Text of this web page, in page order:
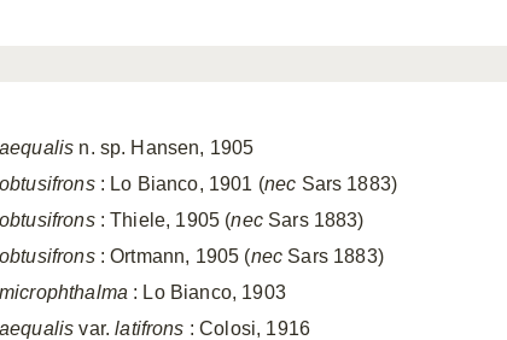
aequalis n. sp. Hansen, 1905
: Lo Bianco, 1901 (nec Sars 1883)
: Thiele, 1905 (necSars 1883)
: Ortmann, 1905 (nec Sars 1883)
: Lo Bianco, 1903
aequalisvar. latifrons : Colosi, 1916